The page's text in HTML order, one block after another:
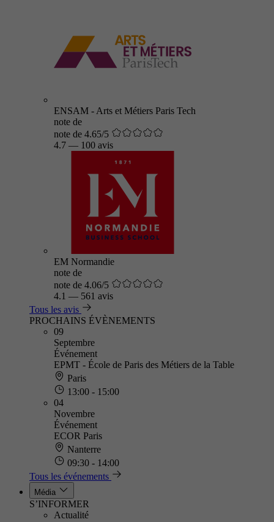
ENSAM - Arts et Métiers Paris Tech
note de
note de 4.65/5
4.7 — 100 avis
EM Normandie
note de
note de 4.06/5
4.1 — 561 avis
Tous les avis
PROCHAINS ÉVÈNEMENTS
09
Septembre
Événement
EPMT - École de Paris des Métiers de la Table
Paris
13:00 - 15:00
04
Novembre
Événement
ECOR Paris
Nanterre
09:30 - 14:00
Tous les événements
Média
S’INFORMER
Actualité